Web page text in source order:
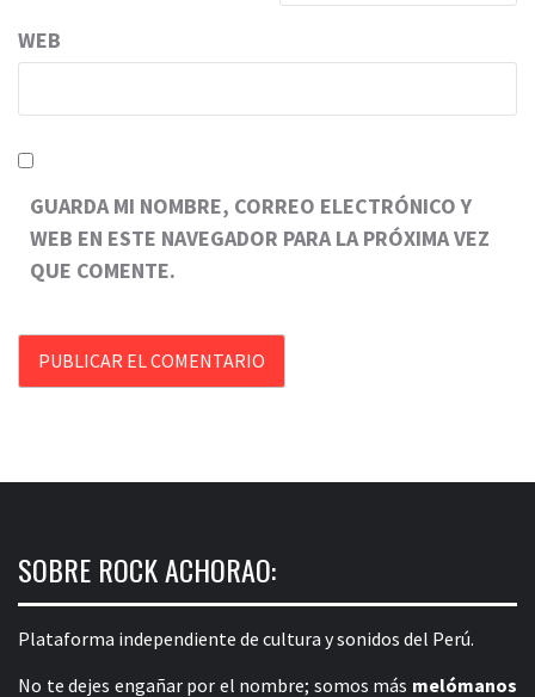
WEB
GUARDA MI NOMBRE, CORREO ELECTRÓNICO Y
WEB EN ESTE NAVEGADOR PARA LA PRÓXIMA VEZ
QUE COMENTE.
SOBRE ROCK ACHORAO:
Plataforma independiente de cultura y sonidos del Perú.
No te dejes engañar por el nombre; somos más melómanos